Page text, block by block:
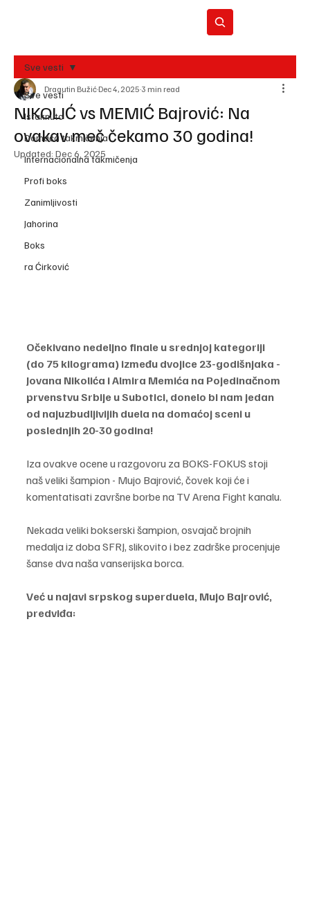
REC
Sve vesti
Istaknuto
Domaća takmičenja
Internacionalna takmičenja
Profi boks
Zanimljivosti
Jahorina
Boks
ra Ćirković
Sve vesti
NIKOLIĆ vs MEMIĆ Bajrović: Na
ovakav meč čekamo 30 godina!
Dragutin Bužić Dec 4, 2025 3 min read
Updated: Dec 6, 2025
Očekivano nedeljno finale u srednjoj kategoriji
(do 75 kilograma) između dvojice 23-godišnjaka -
Jovana Nikolića i Almira Memića na Pojedinačnom
prvenstvu Srbije u Subotici, donelo bi nam jedan
od najuzbudljivijih duela na domaćoj sceni u
poslednjih 20-30 godina!
Iza ovakve ocene u razgovoru za BOKS-FOKUS stoji
naš veliki šampion - Mujo Bajrović, čovek koji će i
komentatisati završne borbe na TV Arena Fight kanalu.
Nekada veliki bokserski šampion, osvajač brojnih
medalja iz doba SFRJ, slikovito i bez zadrške procenjuje
šanse dva naša vanserijska borca.
Već u najavi srpskog superduela, Mujo Bajrović,
predviđa: